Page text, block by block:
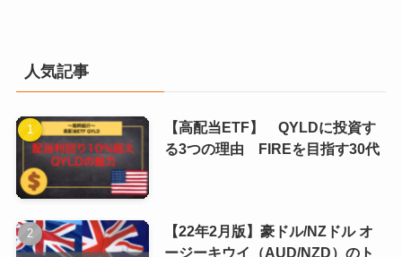
人気記事
【高配当ETF】 QYLDに投資す
る3つの理由 FIREを目指す30代
【22年2月版】豪ドル/NZドル オ
ージーキウイ（AUD/NZD）のト